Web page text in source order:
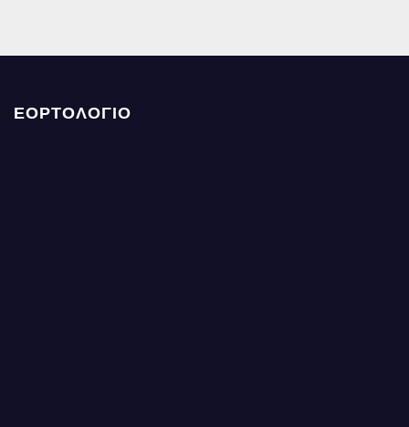
ΕΟΡΤΟΛΟΓΙΟ